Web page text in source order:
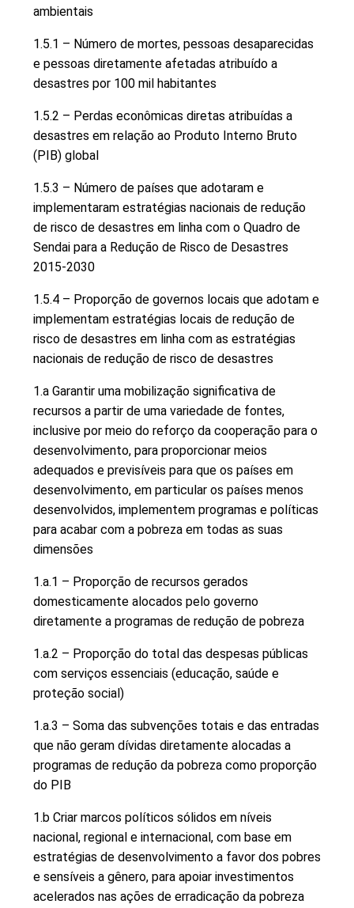
ambientais
1.5.1 – Número de mortes, pessoas desaparecidas
e pessoas diretamente afetadas atribuído a
desastres por 100 mil habitantes
1.5.2 – Perdas econômicas diretas atribuídas a
desastres em relação ao Produto Interno Bruto
(PIB) global
1.5.3 – Número de países que adotaram e
implementaram estratégias nacionais de redução
de risco de desastres em linha com o Quadro de
Sendai para a Redução de Risco de Desastres
2015-2030
1.5.4 – Proporção de governos locais que adotam e
implementam estratégias locais de redução de
risco de desastres em linha com as estratégias
nacionais de redução de risco de desastres
1.a Garantir uma mobilização significativa de
recursos a partir de uma variedade de fontes,
inclusive por meio do reforço da cooperação para o
desenvolvimento, para proporcionar meios
adequados e previsíveis para que os países em
desenvolvimento, em particular os países menos
desenvolvidos, implementem programas e políticas
para acabar com a pobreza em todas as suas
dimensões
1.a.1 – Proporção de recursos gerados
domesticamente alocados pelo governo
diretamente a programas de redução de pobreza
1.a.2 – Proporção do total das despesas públicas
com serviços essenciais (educação, saúde e
proteção social)
1.a.3 – Soma das subvenções totais e das entradas
que não geram dívidas diretamente alocadas a
programas de redução da pobreza como proporção
do PIB
1.b Criar marcos políticos sólidos em níveis
nacional, regional e internacional, com base em
estratégias de desenvolvimento a favor dos pobres
e sensíveis a gênero, para apoiar investimentos
acelerados nas ações de erradicação da pobreza